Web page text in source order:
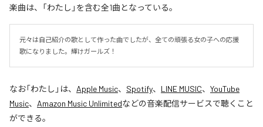
楽曲は、「わたし」を含む全1曲となっている。
元々は自己紹介の歌として作った曲でしたが、全ての頑張る女の子への応援
歌になりました。輝けガールズ！
なお「わたし 」は、 Apple Music、 Spotify、 LINE MUSIC、 YouTube
Music、 Amazon Music Unlimitedなどの音楽配信サービスで聴くこと
ができる。